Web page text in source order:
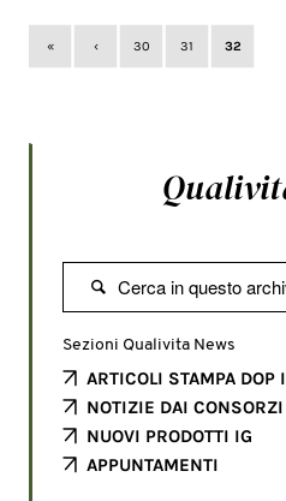
« ‹ 30 31 32

Sezioni Qualivita News
ARTICOLI STAMPA DOP
NOTIZIE DAI CONSORZI
NUOVI PRODOTTI IG
APPUNTAMENTI